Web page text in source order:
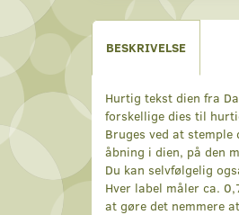
BESKRIVELSE
Hurtig tekst dien fra
forskellige dies til
Bruges ved at
åbning i dien, på den
Du kan selvfølgelig
Hver label måler ca.
at gøre det nemmere